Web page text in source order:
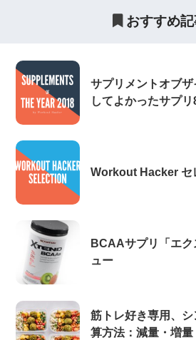
おすすめ
サプリメントオブ
してよかったサプリ
Workout Hacker セ
BCAAサプリ「エ
ュー
筋トレ好き専用、
算方法：減量・増